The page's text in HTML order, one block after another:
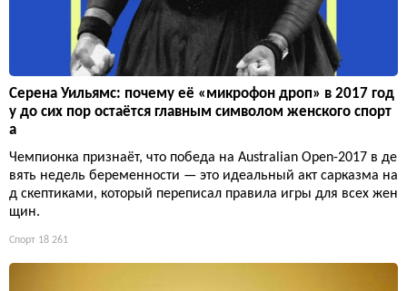
Серена Уильямс: почему её «микрофон дроп» в 2017 год
у до сих пор остаётся главным символом женского спорт
а
Чемпионка признаёт, что победа на Australian Open-2017 в де
вять недель беременности — это идеальный акт сарказма на
д скептиками, который переписал правила игры для всех жен
щин.
Спорт 18 261